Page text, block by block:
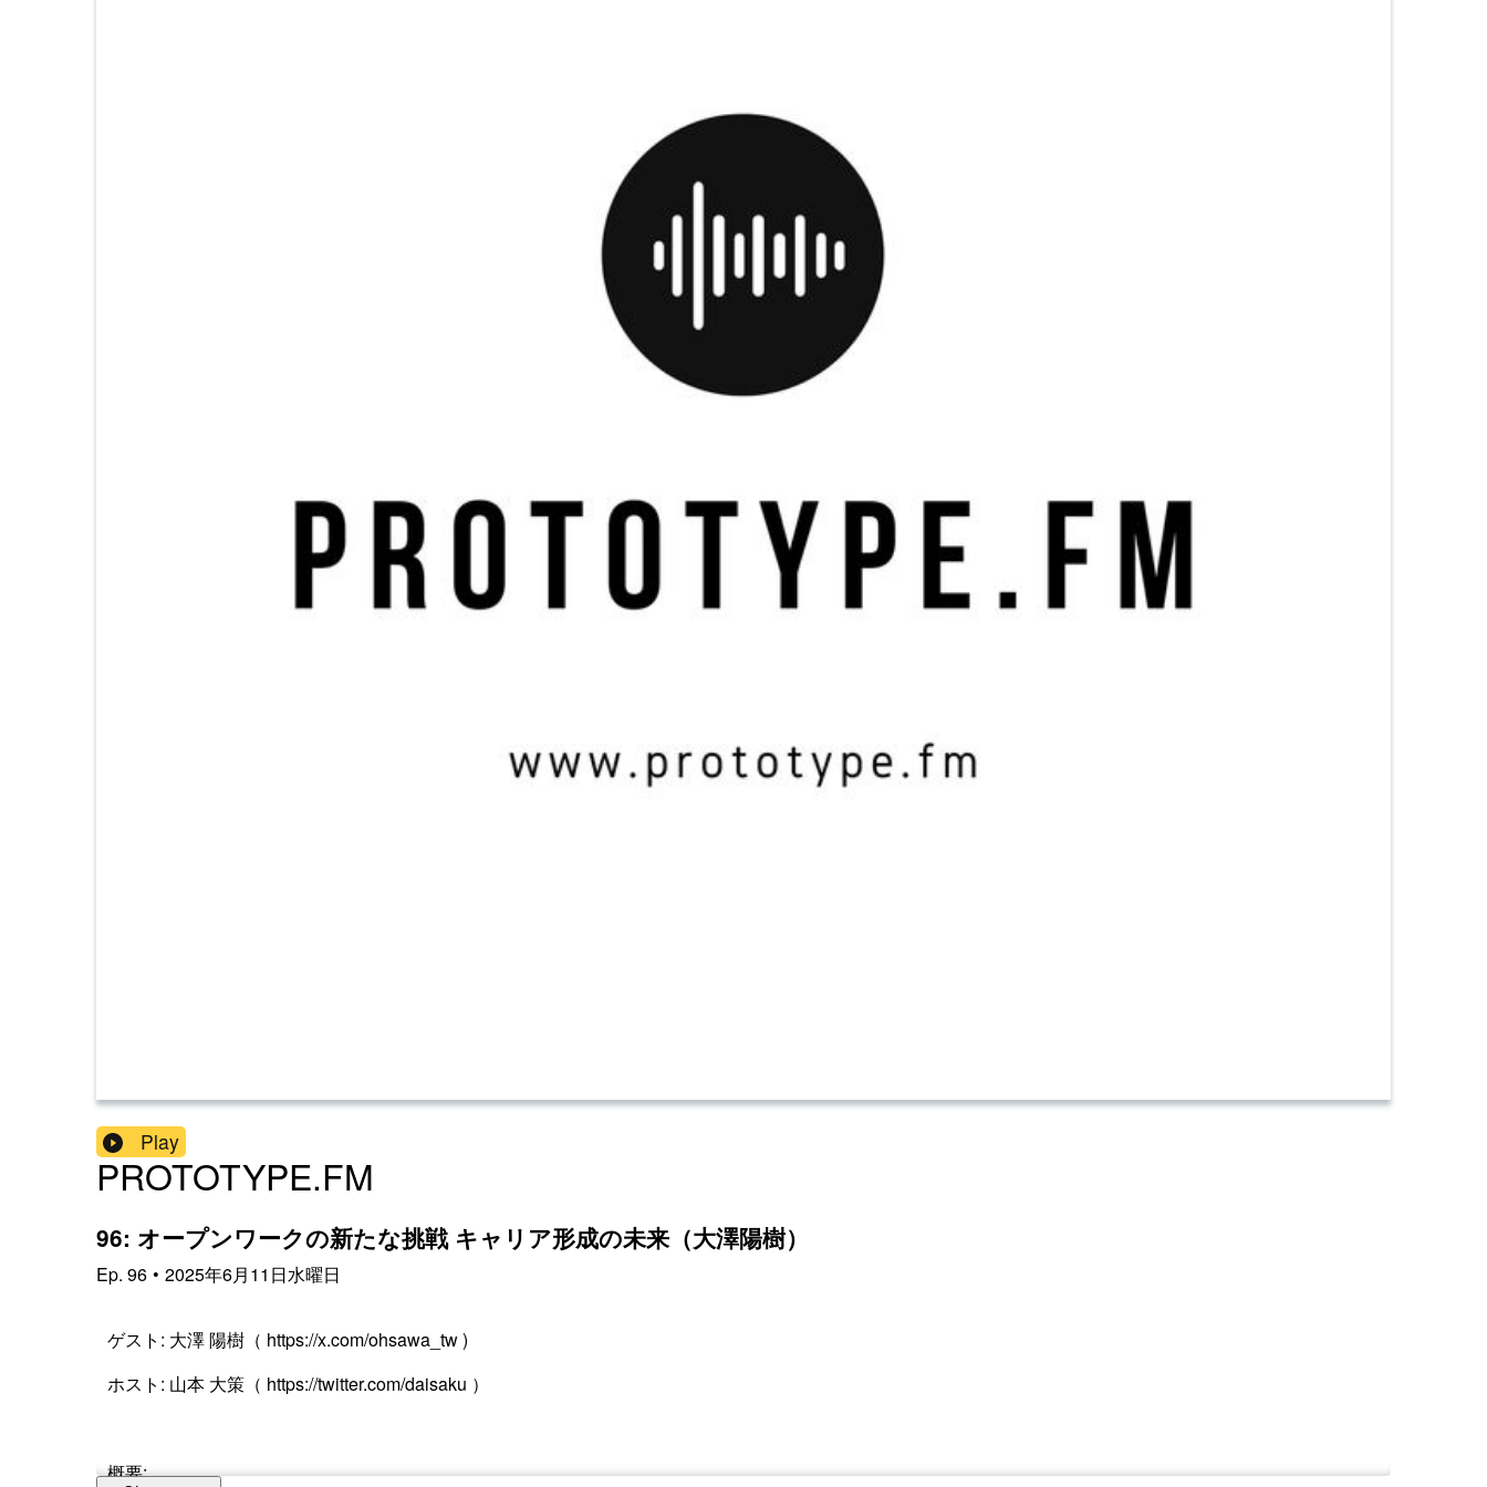
Play
PROTOTYPE.FM
96: オープンワークの新たな挑戦 キャリア形成の未来（大澤陽樹）
Ep. 96 • 2025年6月11日水曜日
ゲスト: 大澤 陽樹（ https://x.com/ohsawa_tw )
ホスト: 山本 大策（ https://twitter.com/daisaku ）
概要: